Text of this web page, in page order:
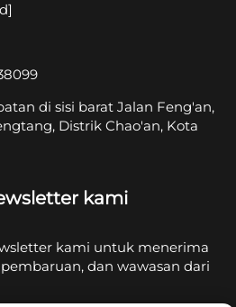
di sisi barat Jalan Feng'an,
Distrik Chao'an, Kota
kami
kami untuk menerima
dan wawasan dari